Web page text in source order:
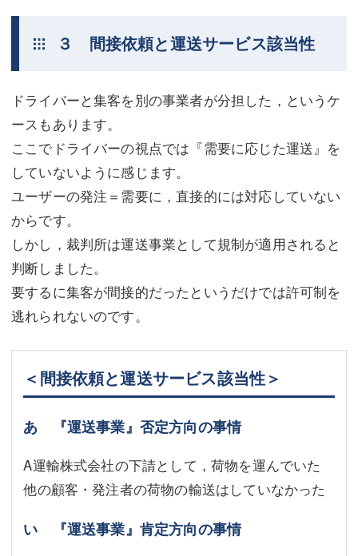
３ 間接依頼と運送サービス該当性
ドライバーと集客を別の事業者が分担した，というケ
ースもあります。
ここでドライバーの視点では『需要に応じた運送』を
していないように感じます。
ユーザーの発注＝需要に，直接的には対応していない
からです。
しかし，裁判所は運送事業として規制が適用されると
判断しました。
要するに集客が間接的だったというだけでは許可制を
逃れられないのです。
＜間接依頼と運送サービス該当性＞
あ 『運送事業』否定方向の事情
A運輸株式会社の下請として，荷物を運んでいた
他の顧客・発注者の荷物の輸送はしていなかった
い 『運送事業』肯定方向の事情